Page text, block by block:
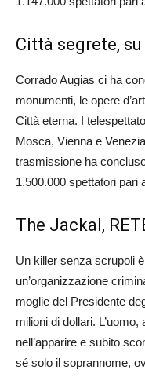
Città segrete, su
Corrado Augias ci ha
monumenti, le opere
Città eterna. I
Mosca, Vienna e
trasmissione ha
1.500.000 spettatori pari
The Jackal,
Un killer senza scrupoli
un’organizzazione
moglie del Presidente
milioni di dollari.
nell’apparire e subito
sé solo il soprannome,